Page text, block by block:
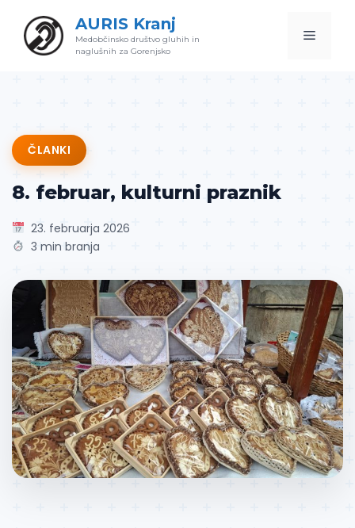
content
AURIS Kranj
Medobčinsko društvo gluhih in
naglušnih za Gorenjsko
Menu
ČLANKI
8. februar, kulturni praznik
23. februarja 2026
3 min branja